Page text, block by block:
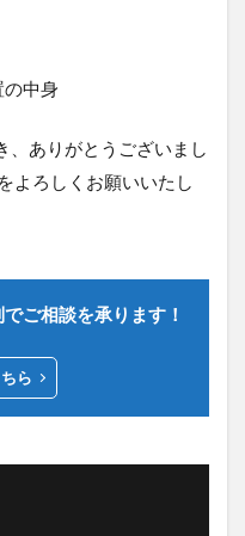
中身
ありがとうございまし
よろしくお願いいたし
ご相談を承ります！
ら